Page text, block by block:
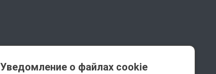
Уведомление о файлах cookie